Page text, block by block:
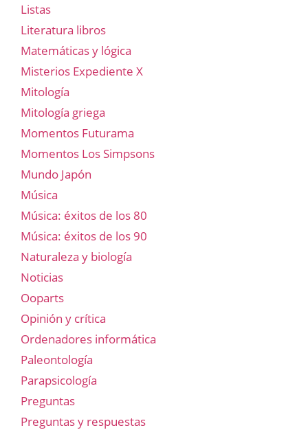
Listas
Literatura libros
Matemáticas y lógica
Misterios Expediente X
Mitología
Mitología griega
Momentos Futurama
Momentos Los Simpsons
Mundo Japón
Música
Música: éxitos de los 80
Música: éxitos de los 90
Naturaleza y biología
Noticias
Ooparts
Opinión y crítica
Ordenadores informática
Paleontología
Parapsicología
Preguntas
Preguntas y respuestas